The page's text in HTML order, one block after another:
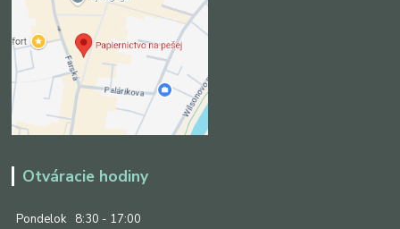
Otváracie hodiny
Pondelok
8:30 - 17:00